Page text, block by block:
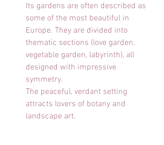
Its gardens are often described as
some of the most beautiful in
Europe. They are divided into
thematic sections (love garden,
vegetable garden, labyrinth), all
designed with impressive
symmetry.
The peaceful, verdant setting
attracts lovers of botany and
landscape art.